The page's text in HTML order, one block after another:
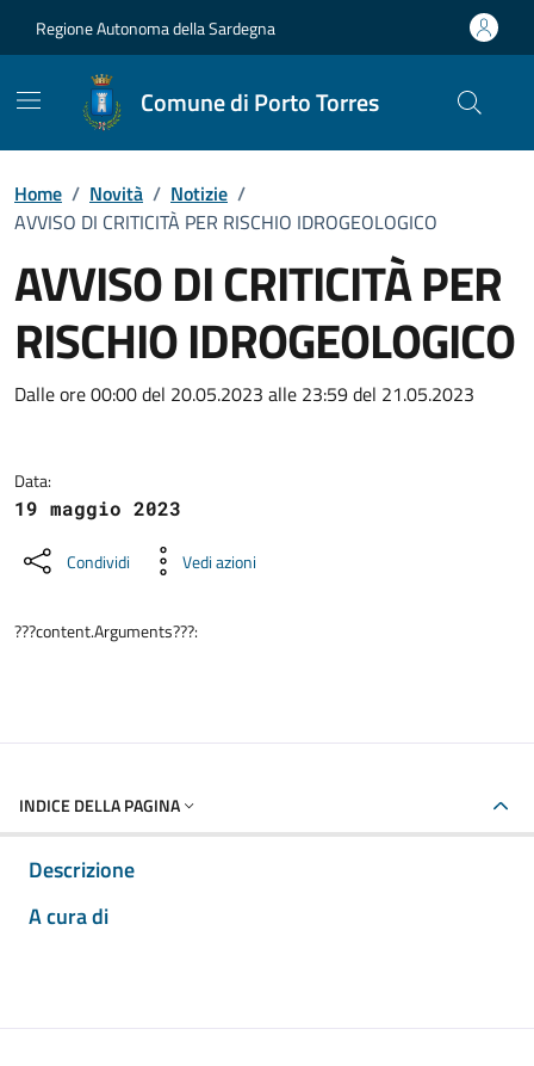
Regione Autonoma della Sardegna
Comune di Porto Torres
Home / Novità / Notizie /
AVVISO DI CRITICITÀ PER RISCHIO IDROGEOLOGICO
AVVISO DI CRITICITÀ PER
RISCHIO IDROGEOLOGICO
Dettagli della notizia
Dalle ore 00:00 del 20.05.2023 alle 23:59 del 21.05.2023
Data:
19 maggio 2023
Condividi Vedi azioni
???content.Arguments???:
INDICE DELLA PAGINA
Descrizione
A cura di